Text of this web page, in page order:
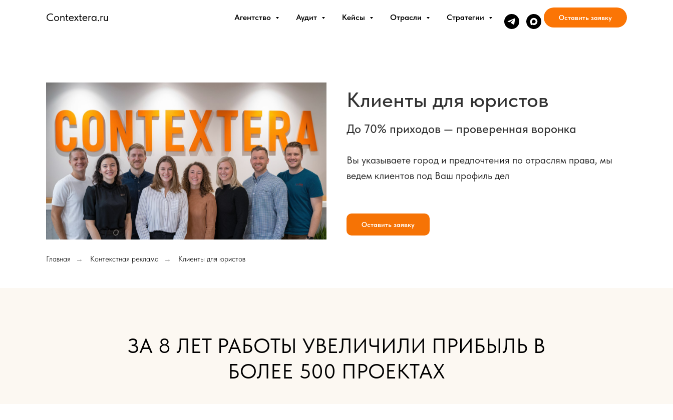
Сontextera.ru Агентство Аудит Кейсы Отрасли Стратегии Оставить заявку
Клиенты для юристов
До 70% приходов — проверенная воронка
Вы указываете город и предпочтения по отраслям права, мы
ведем клиентов под Ваш профиль дел
Оставить заявку
Главная → Контекстная реклама → Клиенты для юристов
ЗА 8 ЛЕТ РАБОТЫ УВЕЛИЧИЛИ ПРИБЫЛЬ В
БОЛЕЕ 500 ПРОЕКТАХ